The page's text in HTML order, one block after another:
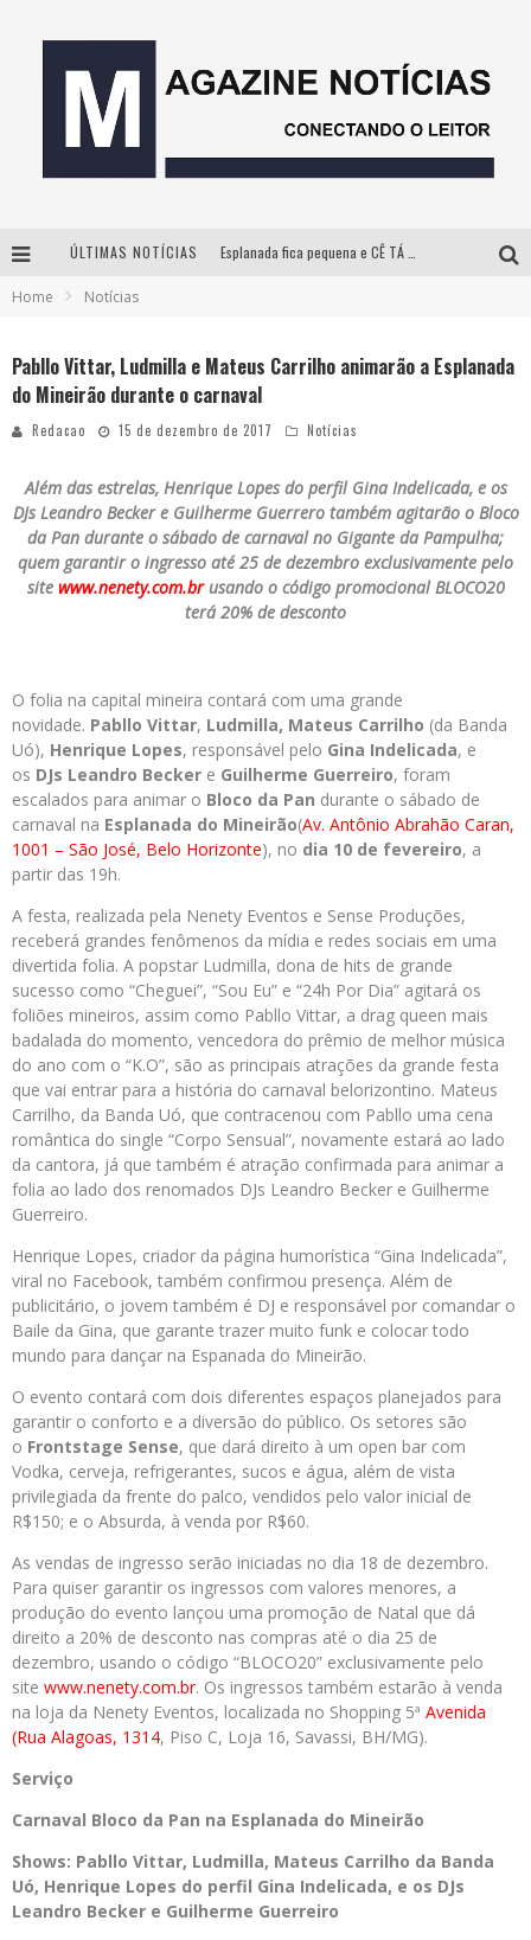
ÚLTIMAS NOTÍCIAS
Home Notícias
Pabllo Vittar, Ludmilla e Mateus Carrilho animarão a Esplanada
do Mineirão durante o carnaval
Redacao 15 de dezembro de 2017 Notícias
Além das estrelas, Henrique Lopes do perfil Gina Indelicada, e os
DJs Leandro Becker e Guilherme Guerrero também agitarão o Bloco
da Pan durante o sábado de carnaval no Gigante da Pampulha;
quem garantir o ingresso até 25 de dezembro exclusivamente pelo
site www.nenety.com.brusando o código promocional BLOCO20
terá 20% de desconto
O folia na capital mineira contará com uma grande
novidade. Pabllo Vittar, Ludmilla, Mateus Carrilho (da Banda
Uó), Henrique Lopes, responsável pelo Gina Indelicada, e
os DJs Leandro Becker e Guilherme Guerreiro, foram
escalados para animar o Bloco da Pan durante o sábado de
carnaval na Esplanada do Mineirão(Av. Antônio Abrahão Caran,
1001 – São José, Belo Horizonte), no dia 10 de fevereiro, a
partir das 19h.
A festa, realizada pela Nenety Eventos e Sense Produções,
receberá grandes fenômenos da mídia e redes sociais em uma
divertida folia. A popstar Ludmilla, dona de hits de grande
sucesso como “Cheguei”, “Sou Eu” e “24h Por Dia” agitará os
foliões mineiros, assim como Pabllo Vittar, a drag queen mais
badalada do momento, vencedora do prêmio de melhor música
do ano com o “K.O”, são as principais atrações da grande festa
que vai entrar para a história do carnaval belorizontino. Mateus
Carrilho, da Banda Uó, que contracenou com Pabllo uma cena
romântica do single “Corpo Sensual”, novamente estará ao lado
da cantora, já que também é atração confirmada para animar a
folia ao lado dos renomados DJs Leandro Becker e Guilherme
Guerreiro.
Henrique Lopes, criador da página humorística “Gina Indelicada”,
viral no Facebook, também confirmou presença. Além de
publicitário, o jovem também é DJ e responsável por comandar o
Baile da Gina, que garante trazer muito funk e colocar todo
mundo para dançar na Espanada do Mineirão.
O evento contará com dois diferentes espaços planejados para
garantir o conforto e a diversão do público. Os setores são
o Frontstage Sense, que dará direito à um open bar com
Vodka, cerveja, refrigerantes, sucos e água, além de vista
privilegiada da frente do palco, vendidos pelo valor inicial de
R$150; e o Absurda, à venda por R$60.
As vendas de ingresso serão iniciadas no dia 18 de dezembro.
Para quiser garantir os ingressos com valores menores, a
produção do evento lançou uma promoção de Natal que dá
direito a 20% de desconto nas compras até o dia 25 de
dezembro, usando o código “BLOCO20” exclusivamente pelo
site www.nenety.com.br. Os ingressos também estarão à venda
na loja da Nenety Eventos, localizada no Shopping 5ª Avenida
(Rua Alagoas, 1314, Piso C, Loja 16, Savassi, BH/MG).
Serviço
Carnaval Bloco da Pan na Esplanada do Mineirão
Shows: Pabllo Vittar, Ludmilla, Mateus Carrilho da Banda
Uó, Henrique Lopes do perfil Gina Indelicada, e os DJs
Leandro Becker e Guilherme Guerreiro